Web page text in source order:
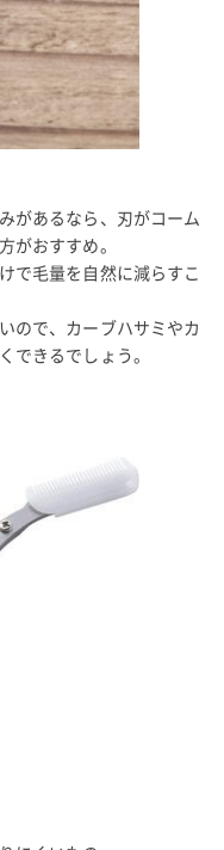
があるなら、刃がコーム
がおすすめ。
で毛量を自然に減らすこ
ので、カーブハサミやカ
できるでしょう。